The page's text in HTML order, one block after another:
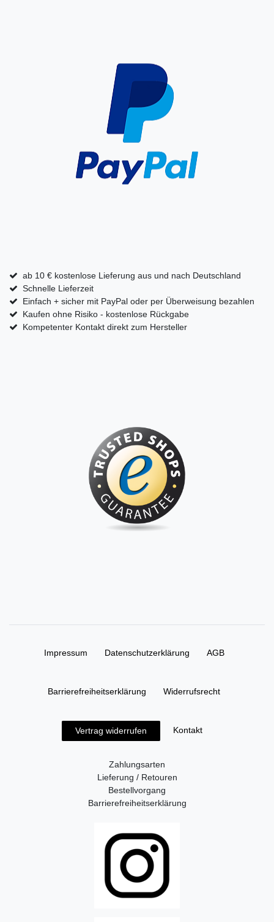
ab 10 € kostenlose Lieferung aus und nach Deutschland
Schnelle Lieferzeit
Einfach + sicher mit PayPal oder per Überweisung bezahlen
Kaufen ohne Risiko - kostenlose Rückgabe
Kompetenter Kontakt direkt zum Hersteller
Impressum Daten­schutz­erklärung AGB
Barrierefreiheitserklärung Widerrufs­recht
Vertrag widerrufen Kontakt
Zahlungsarten
Lieferung / Retouren
Bestellvorgang
Barrierefreiheitserklärung